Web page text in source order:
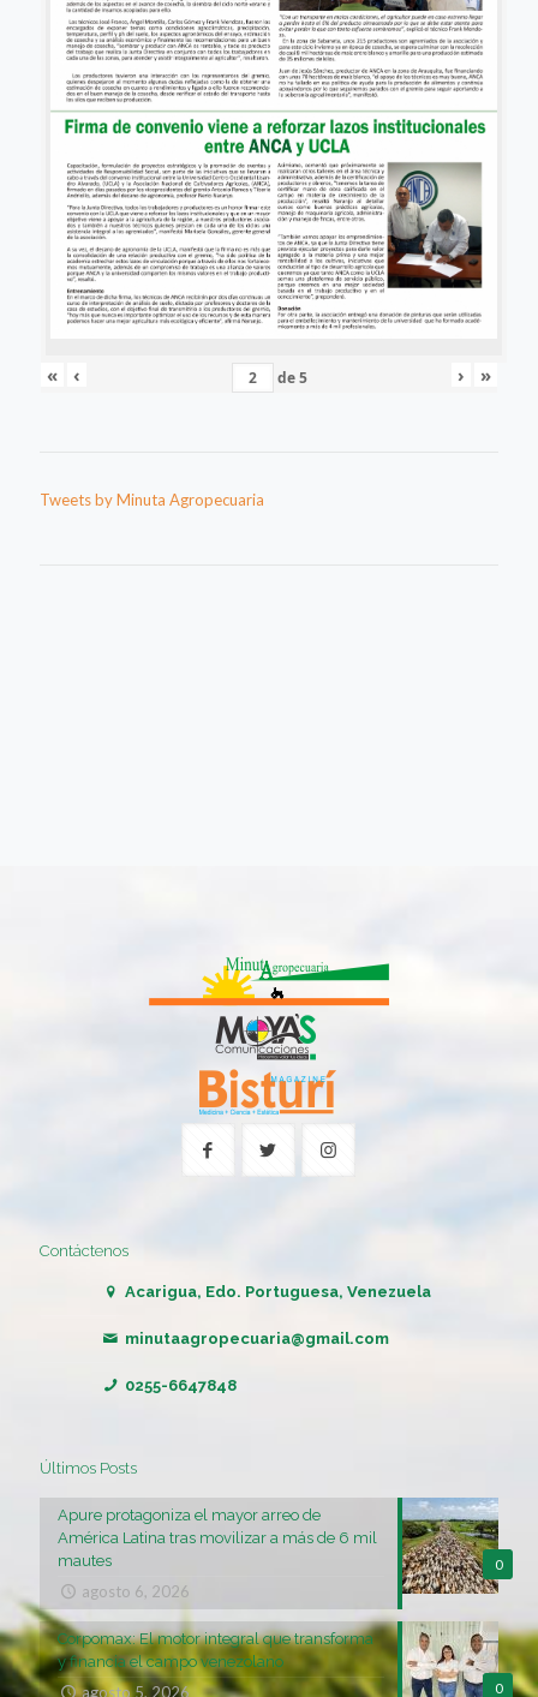
« ‹ de5 › »
Tweets by Minuta Agropecuaria
Contáctenos
Acarigua, Edo. Portuguesa, Venezuela
minutaagropecuaria@gmail.com
0255-6647848
Últimos Posts
0
Apure protagoniza el mayor arreo de
América Latina tras movilizar a más de 6 mil
mautes
agosto 6, 2026
0
Corpomax: El motor integral que transforma
y financia el campo venezolano
agosto 5, 2026